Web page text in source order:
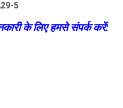
5
के लिए हमसे संपर्क करें: